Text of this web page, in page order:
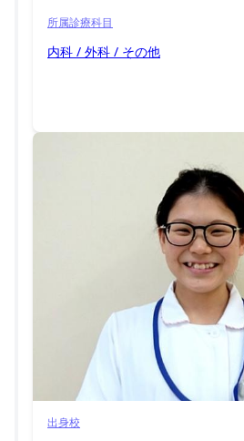
所属診療科目
内科 / 外科 / その他
出身校